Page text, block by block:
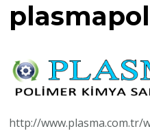
http://www.plasma.com.tr/